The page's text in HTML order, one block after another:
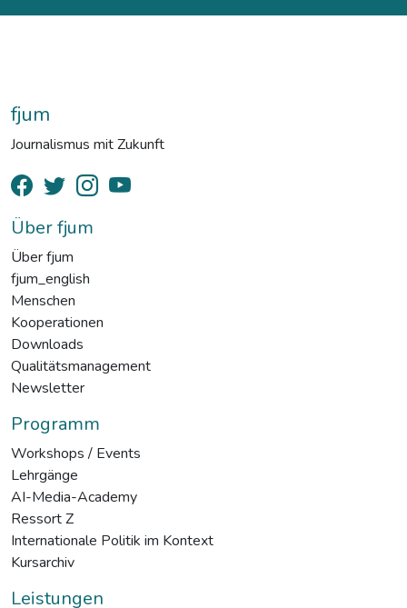
fjum
Journalismus mit Zukunft
Über fjum
Über fjum
fjum_english
Menschen
Kooperationen
Downloads
Qualitätsmanagement
Newsletter
Programm
Workshops / Events
Lehrgänge
AI-Media-Academy
Ressort Z
Internationale Politik im Kontext
Kursarchiv
Leistungen